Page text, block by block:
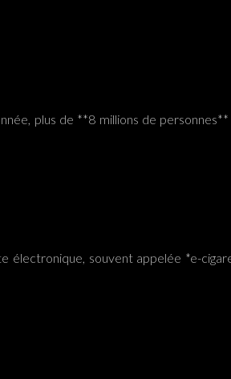
plus de **8 millions de
électronique, souvent appelée *e-